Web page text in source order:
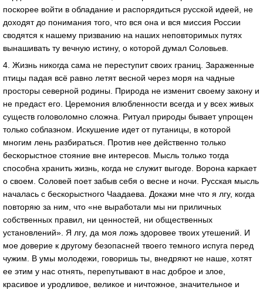
поскорее войти в обладание и распорядиться русской идеей, не
доходят до понимания того, что вся она и вся миссия России
сводятся к нашему призванию на наших неповторимых путях
вынашивать ту вечную истину, о которой думал Соловьев.
4. Жизнь никогда сама не переступит своих границ. Зараженные
птицы падая всё равно летят весной через моря на чадные
просторы северной родины. Природа не изменит своему закону и
не предаст его. Церемония влюбленности всегда и у всех живых
существ головоломно сложна. Ритуал природы бывает упрощен
только соблазном. Искушение идет от путаницы, в которой
многим лень разбираться. Против нее действенно только
бескорыстное стояние вне интересов. Мысль только тогда
способна хранить жизнь, когда не служит выгоде. Ворона каркает
о своем. Соловей поет забыв себя о весне и ночи. Русская мысль
началась с бескорыстного Чаадаева. Докажи мне что я лгу, когда
повторяю за ним, что «не выработали мы ни приличных
собственных правил, ни ценностей, ни общественных
установлений». Я лгу, да моя ложь здоровее твоих утешений. И
мое доверие к другому безопасней твоего темного испуга перед
чужим. В умы молодежи, говоришь ты, внедряют не наше, хотят
ее этим у нас отнять, перепутывают в нас доброе и злое,
красивое и уродливое, великое и ничтожное, значительное и